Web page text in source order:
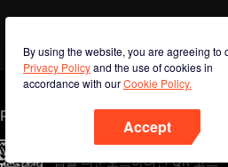
By using the website, you are agreeing to
Privacy Policyand the use of cookies in
accordance with ourCookie Policy.
Accept
Phone
앱을 다운로드하려면 QR 코드